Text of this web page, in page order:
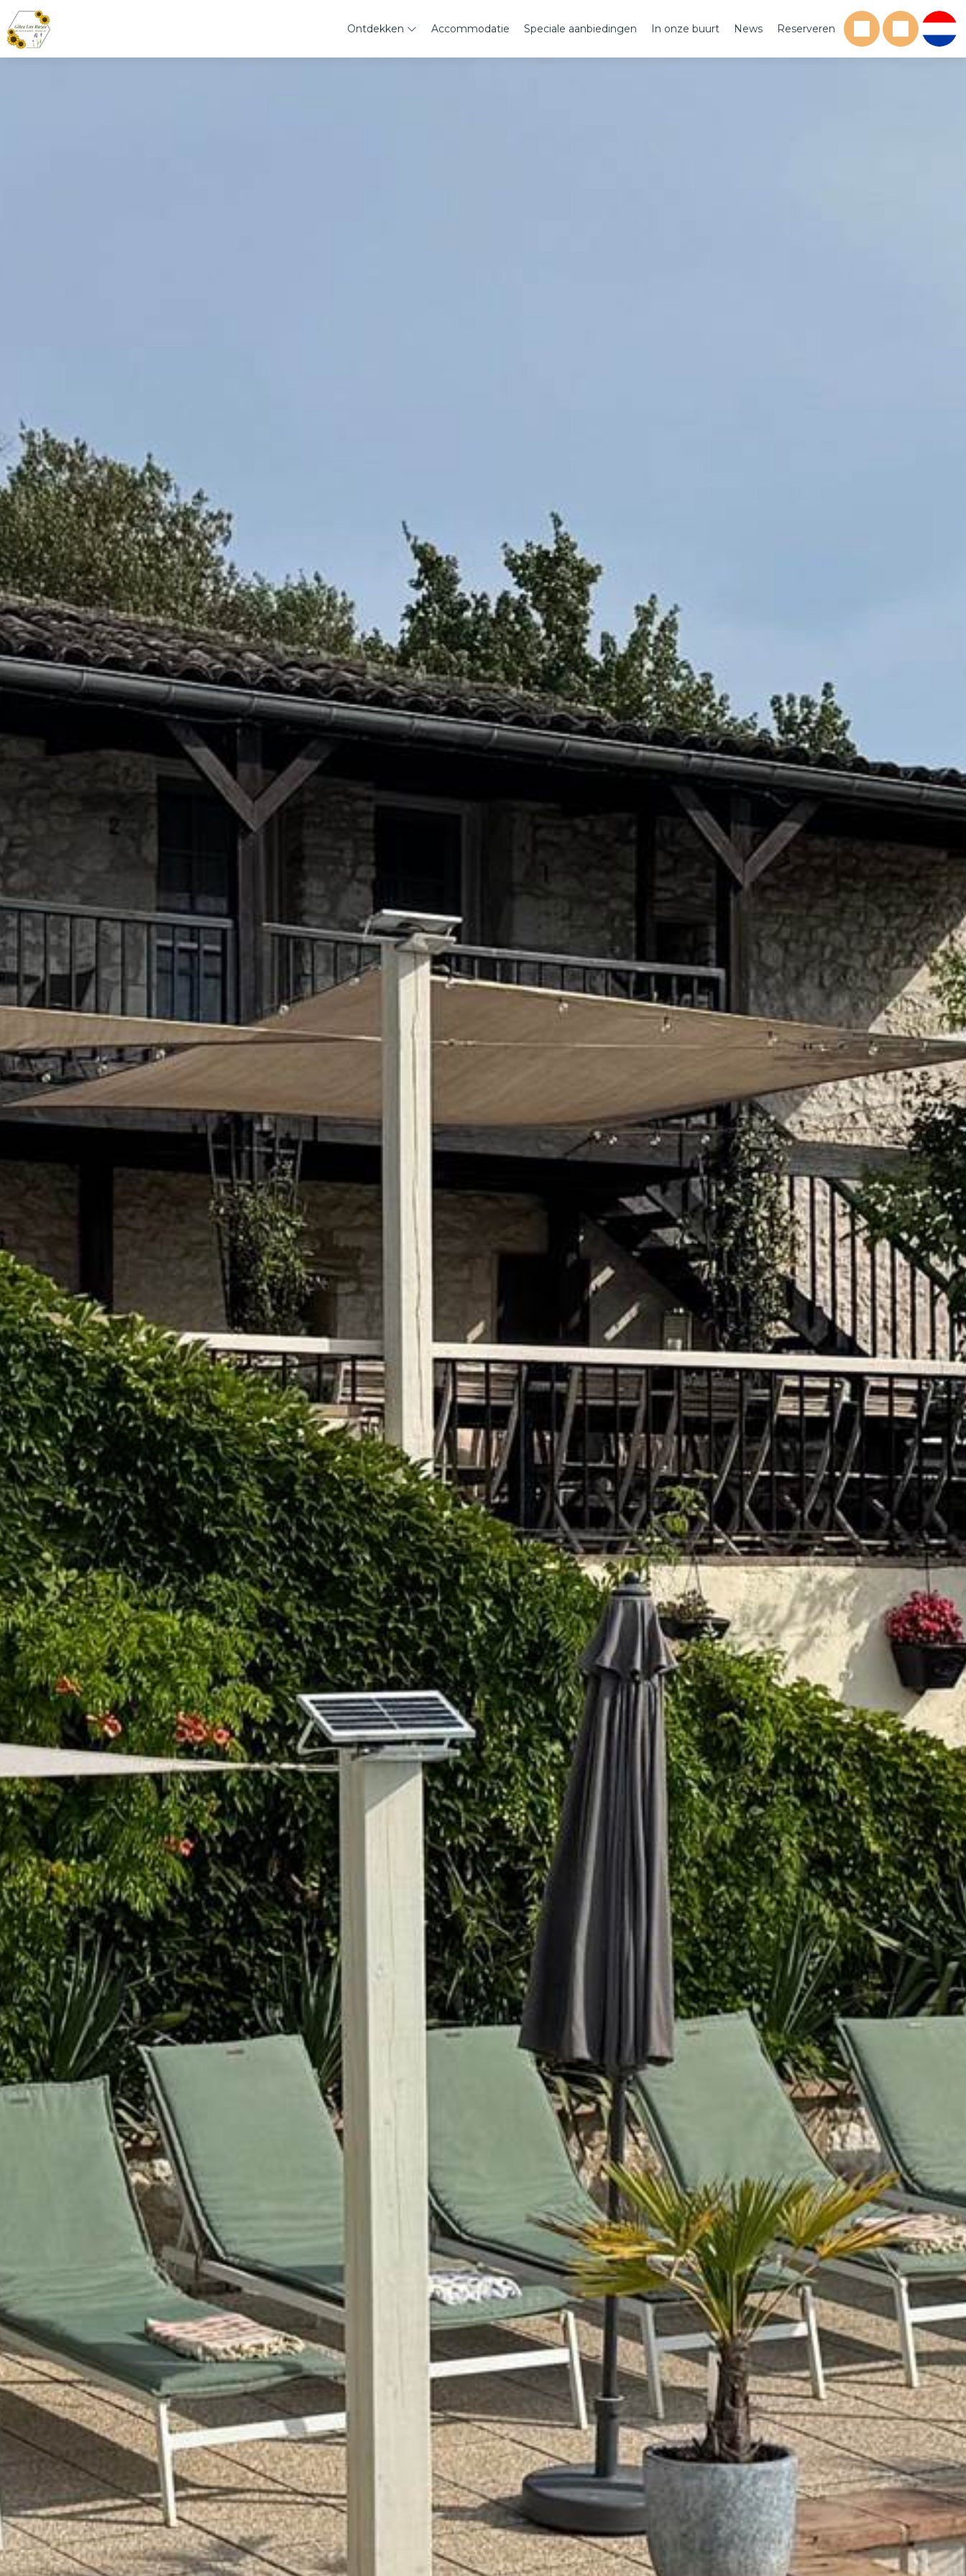
Ontdekken Accommodatie Speciale aanbiedingen In onze buurt News Reserveren